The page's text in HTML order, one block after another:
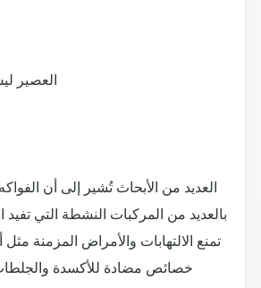
العصير
العديد من الأبحاث تُشير إلى أن
بالعديد من المركبات النشطة التي تفيد
تمنع الالتهابات والأمراض المزمنة
خصائص مضادة للأكسدة